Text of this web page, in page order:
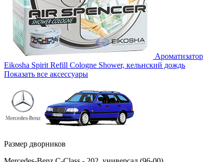
Ароматизатор
Eikosha Spirit Refill Cologne Shower, кельнский дождь
Показать все аксессуары
Размер дворников